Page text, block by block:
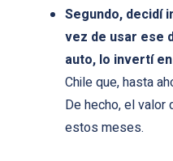
Segundo, decidí
vez de usar ese
auto, lo invertí
Chile que, hasta
De hecho, el valor
estos meses.